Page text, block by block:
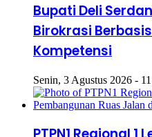
Bupati Deli
Birokrasi
Kompetensi
Senin, 3 Agustus 2026 -